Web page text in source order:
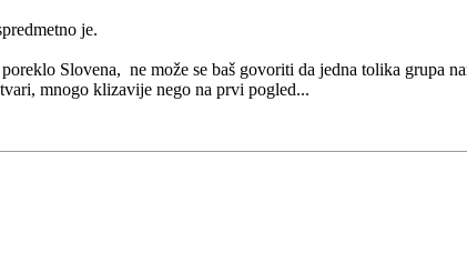
je.
Slovena, ne može se baš govoriti da jedna tolika grupa
mnogo klizavije nego na prvi pogled...